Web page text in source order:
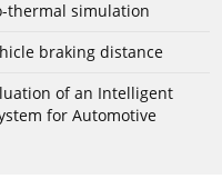
thermal simulation
braking distance
of an Intelligent
for Automotive